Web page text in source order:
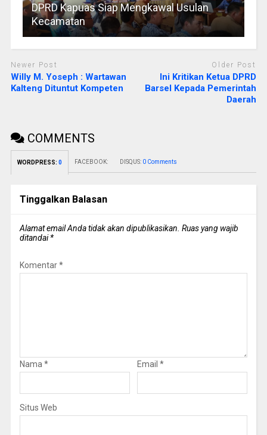
DPRD Kapuas Siap Mengkawal Usulan
Kecamatan
Newer Post
Willy M. Yoseph : Wartawan
Kalteng Dituntut Kompeten
Older Post
Ini Kritikan Ketua DPRD
Barsel Kepada Pemerintah
Daerah
COMMENTS
WORDPRESS: 0 FACEBOOK: DISQUS: 0 Comments
Tinggalkan Balasan
Alamat email Anda tidak akan dipublikasikan. Ruas yang wajib
ditandai*
Komentar*
Nama * Email *
Situs Web